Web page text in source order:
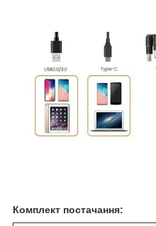
Комплект постачання: